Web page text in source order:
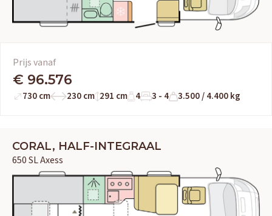
Prijs vanaf
€ 96.576
730 cm 230 cm 291 cm 4 3 - 4 3.500 / 4.400 kg
CORAL, HALF-INTEGRAAL
650 SL Axess
OUD GASTEL